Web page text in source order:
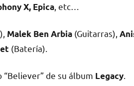
X, Epica , etc…
Malek Ben Arbia (Guitarras),
(Batería).
de su álbum Legacy